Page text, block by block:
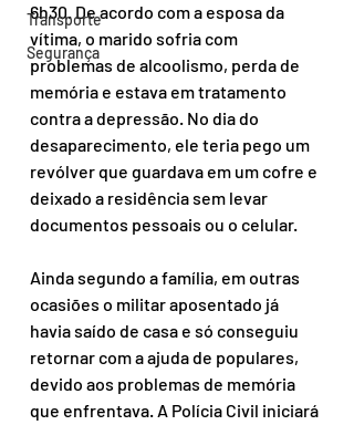
Transporte
Segurança
6h30. De acordo com a esposa da
vítima, o marido sofria com
problemas de alcoolismo, perda de
memória e estava em tratamento
contra a depressão. No dia do
desaparecimento, ele teria pego um
revólver que guardava em um cofre e
deixado a residência sem levar
documentos pessoais ou o celular.
Ainda segundo a família, em outras
ocasiões o militar aposentado já
havia saído de casa e só conseguiu
retornar com a ajuda de populares,
devido aos problemas de memória
que enfrentava. A Polícia Civil iniciará